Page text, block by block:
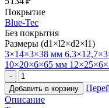
Покрытие
Blue-Tec
Без покрытия
Размеры (d1×l2×d2×l1)
3×14×3×38 мм
10×20×6×65 мм
Добавить в корзину
Описание